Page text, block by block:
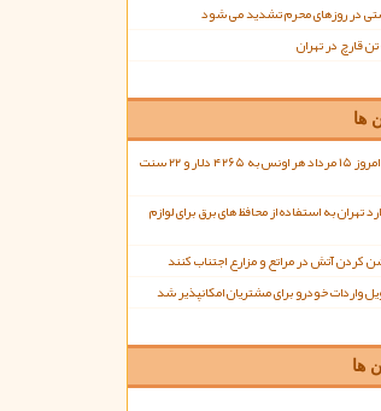
در روزهای محرم تشدید می شود
ها
قیمت جهانی طلا امروز ۱۵ مرداد هر اونس به ۴۲۶۵ دلار و ۲۲ سنت
تهران به استفاده از محافظ های برق برای لوازم
کردن آتش در مراتع و مزارع اجتناب کنند
واردات خودرو برای مشتریان امکانپذیر شد
ها